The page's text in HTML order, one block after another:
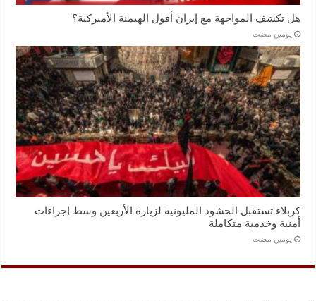
هل تكشف المواجهة مع إيران أفول الهيمنة الأميركية؟
‏يومين مضت
كربلاء تستقبل الحشود المليونية لزيارة الأربعين وسط إجراءات
أمنية وخدمية متكاملة
‏يومين مضت